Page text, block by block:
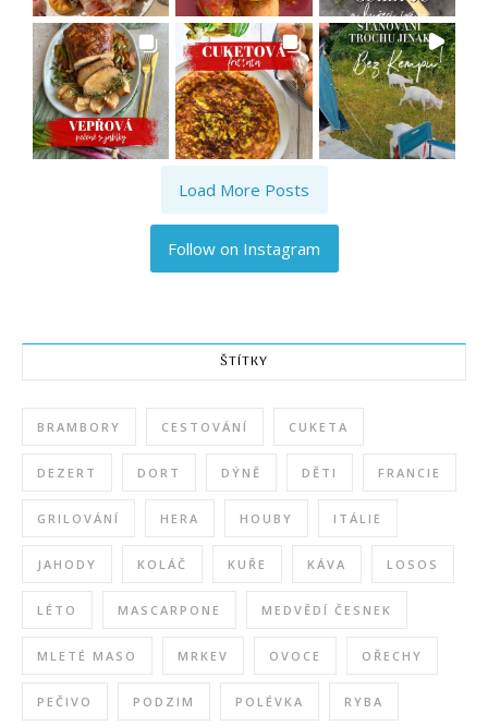
Load More Posts
Follow on Instagram
ŠTÍTKY
BRAMBORY CESTOVÁNÍ CUKETA
DEZERT DORT DÝNĚ DĚTI FRANCIE
GRILOVÁNÍ HERA HOUBY ITÁLIE
JAHODY KOLÁČ KUŘE KÁVA LOSOS
LÉTO MASCARPONE MEDVĚDÍ ČESNEK
MLETÉ MASO MRKEV OVOCE OŘECHY
PEČIVO PODZIM POLÉVKA RYBA